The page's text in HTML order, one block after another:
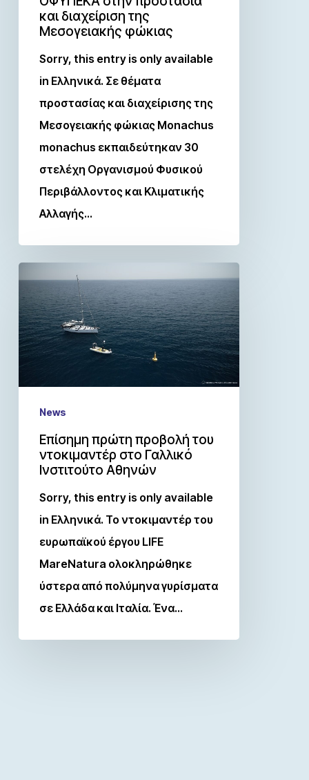
και διαχείριση της
Μεσογειακής φώκιας
Sorry, this entry is only available
in Ελληνικά. Σε θέματα
προστασίας και διαχείρισης της
Μεσογειακής φώκιας Monachus
monachus εκπαιδεύτηκαν 30
στελέχη Οργανισμού Φυσικού
Περιβάλλοντος και Κλιματικής
Αλλαγής…
News
Επίσημη πρώτη προβολή του
ντοκιμαντέρ στο Γαλλικό
Ινστιτούτο Αθηνών
Sorry, this entry is only available
in Ελληνικά. Το ντοκιμαντέρ του
ευρωπαϊκού έργου LIFE
MareNatura ολοκληρώθηκε
ύστερα από πολύμηνα γυρίσματα
σε Ελλάδα και Ιταλία. Ένα…